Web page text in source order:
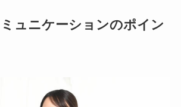
ュニケーションのポイン